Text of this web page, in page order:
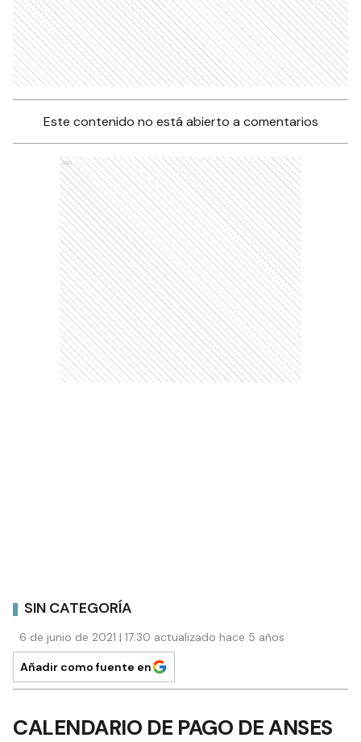
Este contenido no está abierto a comentarios
Ads
SIN CATEGORÍA
6 de junio de 2021 | 17:30 actualizado hace 5 años
Añadir como fuente en
CALENDARIO DE PAGO DE ANSES